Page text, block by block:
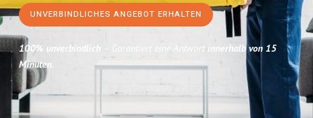
UNVERBINDLICHES ANGEBOT ERHALTEN
100% unverbindlich – Garantiert eine Antwort innerhalb von 15
Minuten.